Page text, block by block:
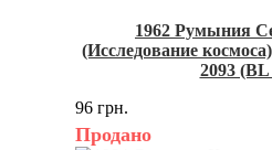
1962 Румыния
(Исследование
2093 (BL
96 грн.
Продано